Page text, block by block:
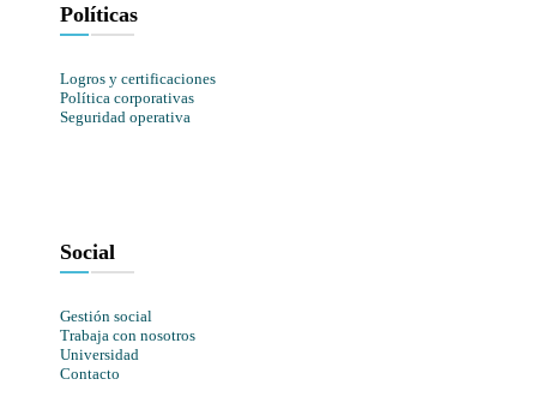
Políticas
Logros y certificaciones
Política corporativas
Seguridad operativa
Social
Gestión social
Trabaja con nosotros
Universidad
Contacto